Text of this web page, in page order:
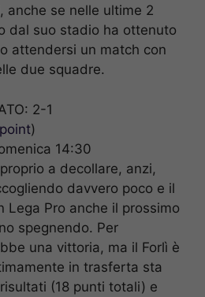
anche se nelle ultime 2
dal suo stadio ha ottenuto
attendersi un match con
due squadre.
2-1
)
14:30
a decollare, anzi,
davvero poco e il
Lega Pro anche il prossimo
spegnendo. Per
una vittoria, ma il Forlì è
in trasferta sta
(18 punti totali) e